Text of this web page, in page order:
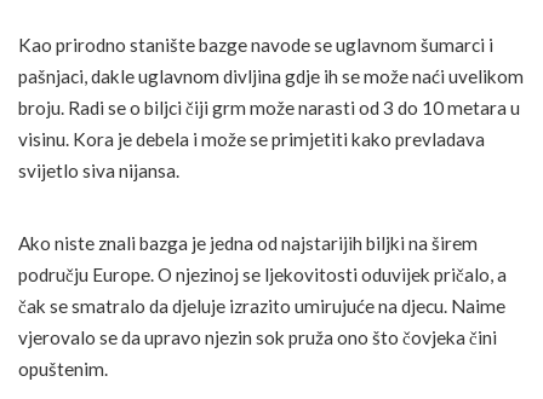
Kao prirodno stanište bazge navode se uglavnom šumarci i
pašnjaci, dakle uglavnom divljina gdje ih se može naći uvelikom
broju. Radi se o biljci čiji grm može narasti od 3 do 10 metara u
visinu. Kora je debela i može se primjetiti kako prevladava
svijetlo siva nijansa.
Ako niste znali bazga je jedna od najstarijih biljki na širem
području Europe. O njezinoj se ljekovitosti oduvijek pričalo, a
čak se smatralo da djeluje izrazito umirujuće na djecu. Naime
vjerovalo se da upravo njezin sok pruža ono što čovjeka čini
opuštenim.